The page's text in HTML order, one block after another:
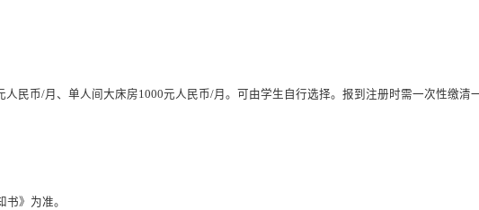
人民币/月、单人间大床房1000元人民币/月。可由学生自行选择。报到注册时需一次性缴清
》为准。